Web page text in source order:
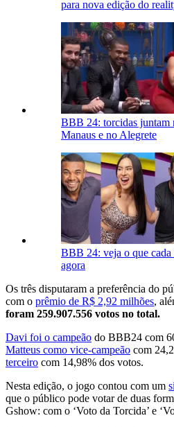
para nova edição do
BBB 24: torcidas juntam
Manaus e no Alegrete
BBB 24: veja o que cada
agora
Os três disputaram a preferência do
com o prêmio de R$ 2,92 milhões,
foram 259.907.556 votos no total.
Davi foi o campeão do BBB24 com
Matteus como vice-campeão com
terceiro com 14,98% dos votos.
Nesta edição, o jogo contou com um
que o público pode votar de duas
Gshow: com o ‘Voto da Torcida’ e